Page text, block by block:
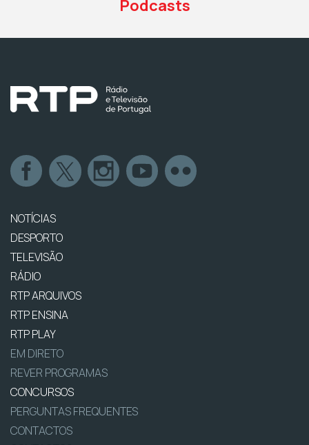
Podcasts
NOTÍCIAS
DESPORTO
TELEVISÃO
RÁDIO
RTP ARQUIVOS
RTP ENSINA
RTP PLAY
EM DIRETO
REVER PROGRAMAS
CONCURSOS
PERGUNTAS FREQUENTES
CONTACTOS